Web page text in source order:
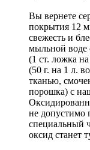
Вы вернете
покрытия 12
свежесть и
мыльной воде
(1 ст. ложка
(50 г. на 1 л.
тканью,
порошка) с
не допустимо
специальный
оксид станет